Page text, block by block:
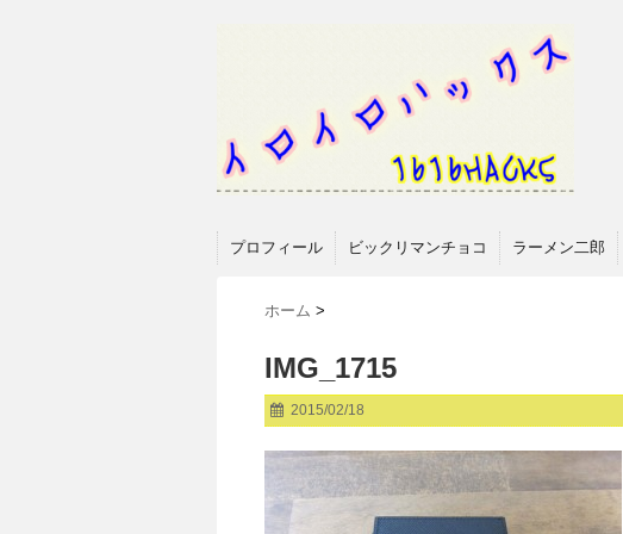
プロフィール ビックリマンチョコ ラーメン二郎
ホーム >
IMG_1715
2015/02/18